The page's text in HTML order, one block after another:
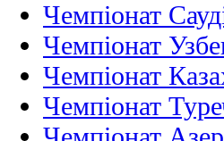
Чемпіонат
Чемпіонат
Чемпіонат
Чемпіонат